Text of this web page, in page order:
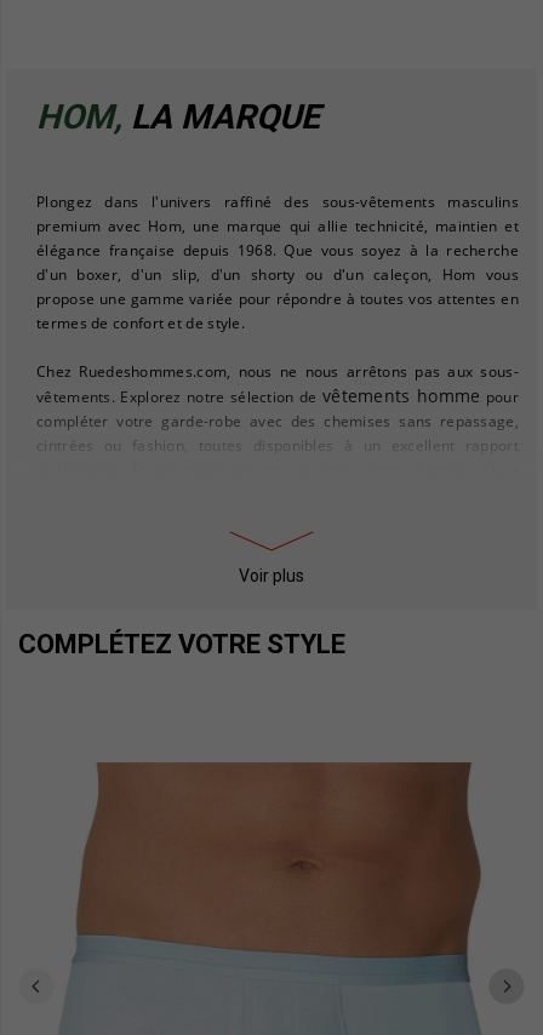
HOM, LA MARQUE
Plongez dans l'univers raffiné des sous-vêtements masculins
premium avec Hom, une marque qui allie technicité, maintien et
élégance française depuis 1968. Que vous soyez à la recherche
d'un boxer, d'un slip, d'un shorty ou d'un caleçon, Hom vous
propose une gamme variée pour répondre à toutes vos attentes en
termes de confort et de style.
Chez Ruedeshommes.com, nous ne nous arrêtons pas aux sous-
vêtements. Explorez notre sélection de vêtements homme pour
compléter votre garde-robe avec des chemises sans repassage,
cintrées ou fashion, toutes disponibles à un excellent rapport
Pour ceux qui cherchent à parfaire leur style, notre collection de
Et pour affronter le froid avec élégance, découvrez nos
de la bagagerie aux ceintures en cuir, en passant par les maillots
vêtements Arthur, qui apportent une touche d'humour à chaque
Faites vos achats en toute simplicité et profitez de la livraison à
domicile ou au bureau, pour une expérience shopping sans tracas.
Voir plus
COMPLÉTEZ VOTRE STYLE